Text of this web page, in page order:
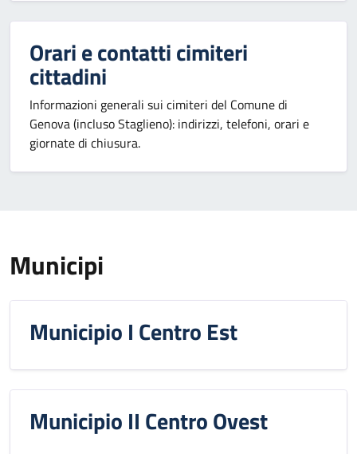
Orari e contatti cimiteri
cittadini
Informazioni generali sui cimiteri del Comune di
Genova (incluso Staglieno): indirizzi, telefoni, orari e
giornate di chiusura.
Municipi
Municipio I Centro Est
Municipio II Centro Ovest